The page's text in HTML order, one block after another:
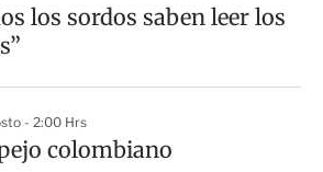
los sordos saben leer los
- 2:00 Hrs
colombiano